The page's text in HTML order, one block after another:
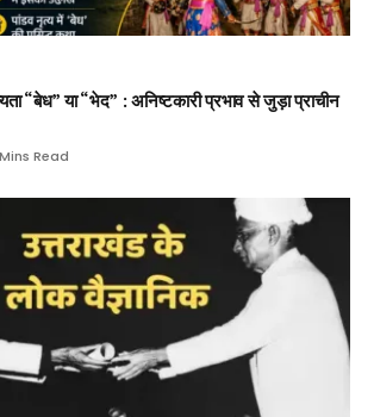
“बेध” या “भेद” : अनिष्टकारी प्रभाव से जुड़ा प्राचीन
Read